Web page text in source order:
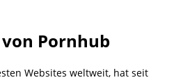
Pornhub
Websites weltweit, hat seit